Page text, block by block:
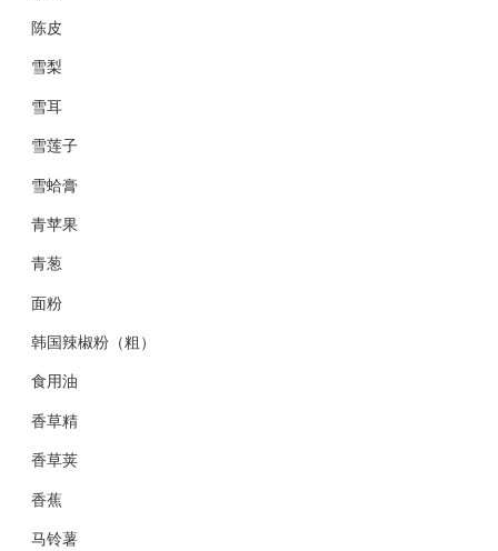
陈皮
雪梨
雪耳
雪莲子
雪蛤膏
青苹果
青葱
面粉
韩国辣椒粉（粗）
食用油
香草精
香草荚
香蕉
马铃薯